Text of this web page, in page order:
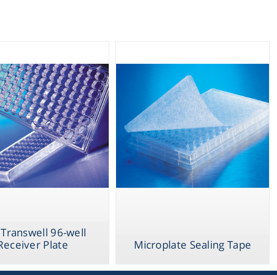
Microplate Sealing Tape
Transwell 96-well
Plate
NBS - פלטות
שחורות\לבנות מפוליסטירן
96 באריות
Thermometry
Washing
Chromatography
Filtration